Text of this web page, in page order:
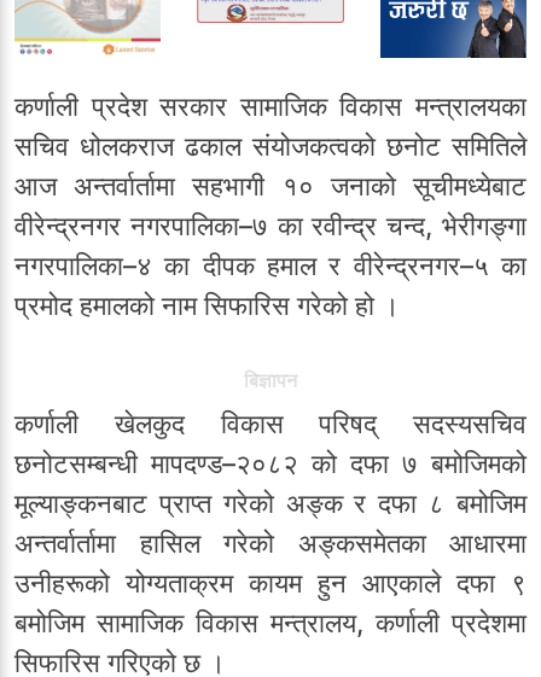
कर्णाली प्रदेश सरकार सामाजिक विकास मन्त्रालयका
सचिव धोलकराज ढकाल संयोजकत्वको छनोट समितिले
आज अन्तर्वार्तामा सहभागी १० जनाको सूचीमध्येबाट
वीरेन्द्रनगर नगरपालिका–७ का रवीन्द्र चन्द, भेरीगङ्गा
नगरपालिका–४ का दीपक हमाल र वीरेन्द्रनगर–५ का
प्रमोद हमालको नाम सिफारिस गरेको हो ।
बिज्ञापन
कर्णाली खेलकुद विकास परिषद् सदस्यसचिव
छनोटसम्बन्धी मापदण्ड–२०८२ को दफा ७ बमोजिमको
मूल्याङ्कनबाट प्राप्त गरेको अङ्क र दफा ८ बमोजिम
अन्तर्वार्तामा हासिल गरेको अङ्कसमेतका आधारमा
उनीहरूको योग्यताक्रम कायम हुन आएकाले दफा ९
बमोजिम सामाजिक विकास मन्त्रालय, कर्णाली प्रदेशमा
सिफारिस गरिएको छ ।